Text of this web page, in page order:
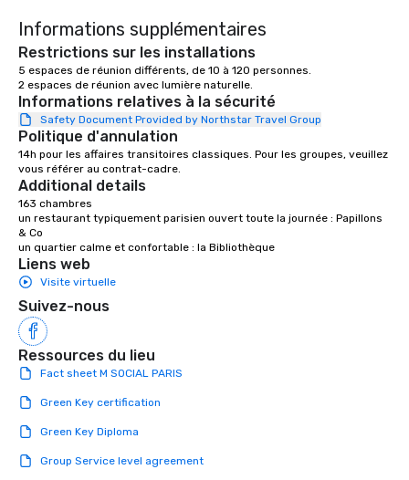
Informations supplémentaires
Restrictions sur les installations
5 espaces de réunion différents, de 10 à 120 personnes.
Informations relatives à la sécurité
Safety Document Provided by Northstar Travel Group
Politique d'annulation
14h pour les affaires transitoires classiques. Pour les groupes, veuillez
vous référer au contrat-cadre.
Additional details
163 chambres
un restaurant typiquement parisien ouvert toute la journée : Papillons
& Co
un quartier calme et confortable : la Bibliothèque
Liens web
Visite virtuelle
Suivez-nous
Ressources du lieu
Fact sheet M SOCIAL PARIS
Green Key certification
Green Key Diploma
Group Service level agreement